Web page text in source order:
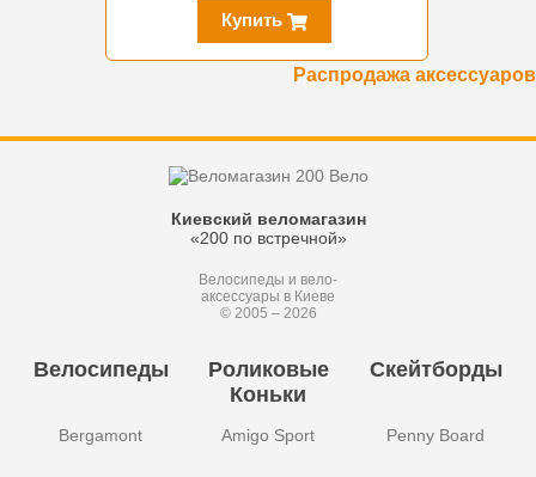
Купить
Распродажа аксессуаров
Киевский веломагазин
«200 по встречной»
Велосипеды и вело-
аксессуары в Киеве
© 2005 – 2026
Велосипеды
Bergamont
Роликовые
Коньки
Amigo Sport
Скейтборды
Penny Board